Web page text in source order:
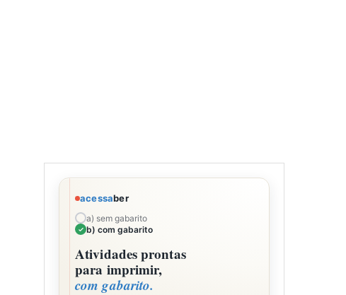
acessaber
a) sem gabarito
b) com gabarito
Atividades prontas
para imprimir,
com gabarito.